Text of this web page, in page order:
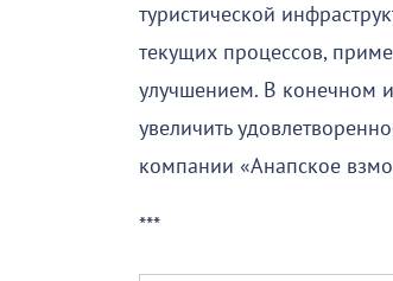
туристической
текущих процессов,
улучшением. В конечном
увеличить
компании «Анапское
***